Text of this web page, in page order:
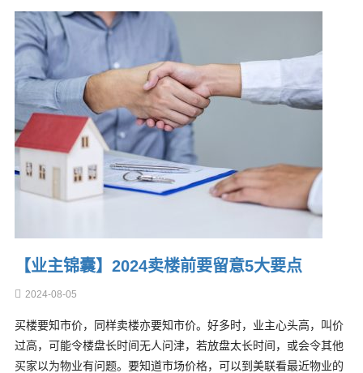
【业主锦囊】2024卖楼前要留意5大要点
2024-08-05
买楼要知市价，同样卖楼亦要知市价。好多时，业主心头高，叫价
过高，可能令楼盘长时间无人问津，若放盘太长时间，或会令其他
买家以为物业有问题。要知道市场价格，可以到美联看最近物业的